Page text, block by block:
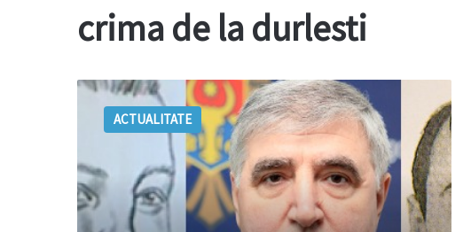
crima de la durlesti
MAI
terorizat
familia
lui
Inculeț.
ACTUALITATE